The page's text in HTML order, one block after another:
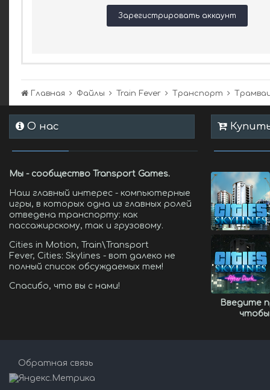
Зарегистрировать аккаунт
Главная Файлы Train Fever Транспорт
О нас
Мы - сообщество Transport Games.
Наш главный интерес - компьютерные
игры, в которых одна из главных ролей
отведена транспорту: как
пассажирскому, так и грузовому.
Cities in Motion, Train\Transport
Fever, Cities: Skylines - вот далеко не
полный список обсуждаемых тем!
Спасибо, что вы с нами!
Введите
чтобы
Обратная связь